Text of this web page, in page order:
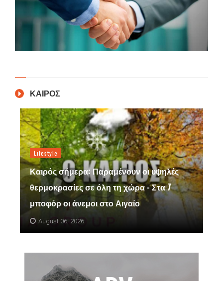
ΚΑΙΡΟΣ
Lifestyle
Καιρός σήμερα: Παραμένουν οι υψηλές
θερμοκρασίες σε όλη τη χώρα - Στα 7
μποφόρ οι άνεμοι στο Αιγαίο
August 06, 2026